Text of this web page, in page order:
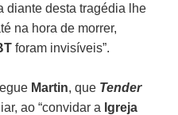
diante desta tragédia lhe
na hora de morrer,
foram invisíveis”.
Martin, que Tender
ao “convidar a Igreja